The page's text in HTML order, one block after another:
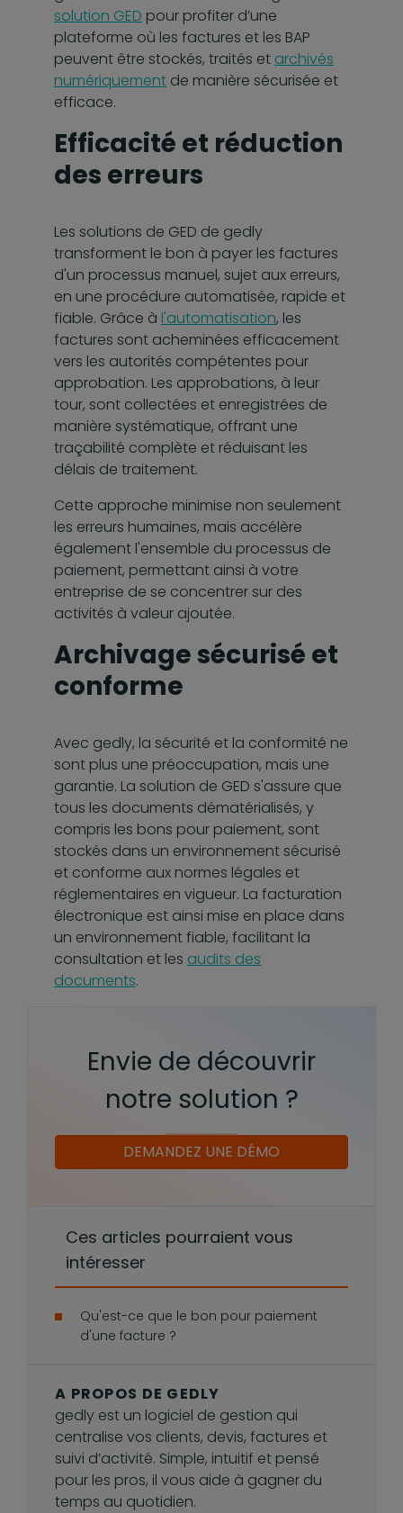
solution GED pour profiter d’une
plateforme où les factures et les BAP
peuvent être stockés, traités et archivés
numériquement de manière sécurisée et
efficace.
Efficacité et réduction
des erreurs
Les solutions de GED de gedly
transforment le bon à payer les factures
d'un processus manuel, sujet aux erreurs,
en une procédure automatisée, rapide et
fiable. Grâce à l'automatisation, les
factures sont acheminées efficacement
vers les autorités compétentes pour
approbation. Les approbations, à leur
tour, sont collectées et enregistrées de
manière systématique, offrant une
traçabilité complète et réduisant les
délais de traitement.
Cette approche minimise non seulement
les erreurs humaines, mais accélère
également l'ensemble du processus de
paiement, permettant ainsi à votre
entreprise de se concentrer sur des
activités à valeur ajoutée.
Archivage sécurisé et
conforme
Avec gedly, la sécurité et la conformité ne
sont plus une préoccupation, mais une
garantie. La solution de GED s'assure que
tous les documents dématérialisés, y
compris les bons pour paiement, sont
stockés dans un environnement sécurisé
et conforme aux normes légales et
réglementaires en vigueur. La facturation
électronique est ainsi mise en place dans
un environnement fiable, facilitant la
consultation et les audits des
documents.
Envie de découvrir
notre solution ?
DEMANDEZ UNE DÉMO
Ces articles pourraient vous
intéresser
Qu'est-ce que le bon pour paiement
d'une facture ?
A PROPOS DE GEDLY
gedly est un logiciel de gestion qui
centralise vos clients, devis, factures et
suivi d’activité. Simple, intuitif et pensé
pour les pros, il vous aide à gagner du
temps au quotidien.